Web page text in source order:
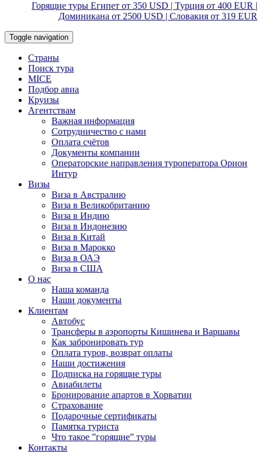
Горящие туры Египет от 350 USD | Турция от 400 EUR |
Доминикана от 2500 USD | Словакия от 319 EUR
Toggle navigation
Страны
Поиск тура
MICE
Подбор авиа
Круизы
Агентствам
Важная информация
Сотрудничество с нами
Оплата счётов
Документы компании
Операторские направления туроператора Орион
Интур
Визы
Виза в Австралию
Виза в Великобританию
Виза в Индию
Виза в Индонезию
Виза в Китай
Виза в Марокко
Виза в ОАЭ
Виза в США
О нас
Наша команда
Наши документы
Клиентам
Автобус
Трансферы в аэропорты Кишинева и Варшавы
Как забронировать тур
Оплата туров, возврат оплаты
Наши достижения
Подписка на горящие туры
Авиабилеты
Бронирование апартов в Хорватии
Страхование
Подарочные сертификаты
Памятка туриста
Что такое ”горящие” туры
Контакты